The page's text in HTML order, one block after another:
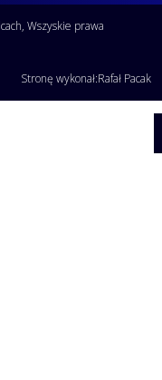
Wszyskie prawa
Stronę wykonał:Rafał Pacak